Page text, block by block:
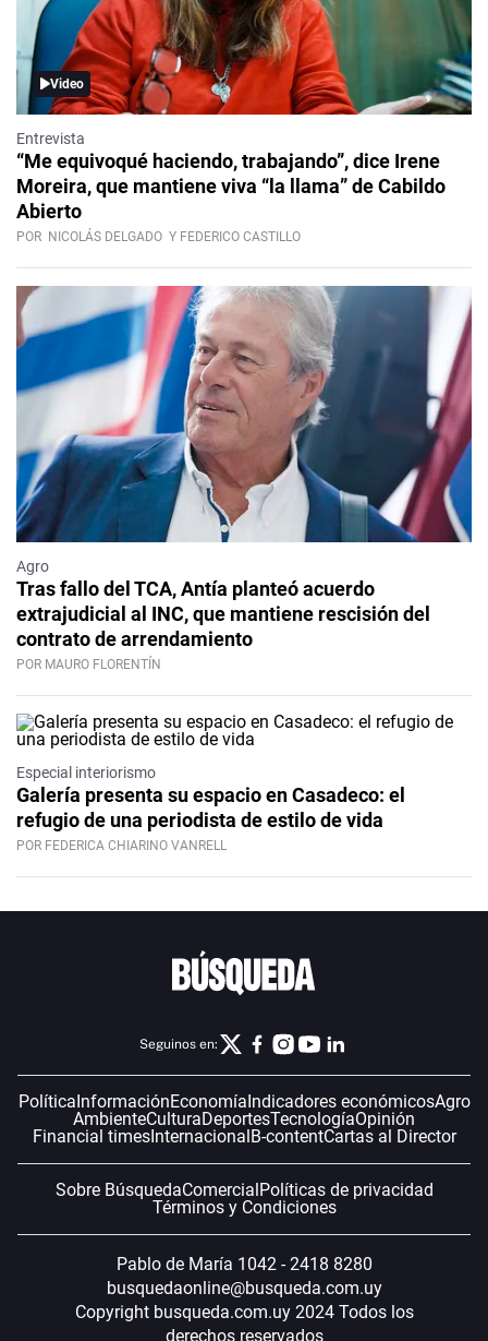
Video
Entrevista
“Me equivoqué haciendo, trabajando”, dice Irene
Moreira, que mantiene viva “la llama” de Cabildo
Abierto
POR NICOLÁS DELGADO Y FEDERICO CASTILLO
Agro
Tras fallo del TCA, Antía planteó acuerdo
extrajudicial al INC, que mantiene rescisión del
contrato de arrendamiento
POR MAURO FLORENTÍN
Especial interiorismo
Galería presenta su espacio en Casadeco: el
refugio de una periodista de estilo de vida
POR FEDERICA CHIARINO VANRELL
Seguinos en:
PolíticaInformaciónEconomíaIndicadores económicosAgro
AmbienteCulturaDeportesTecnologíaOpinión
Financial timesInternacionalB-contentCartas al Director
Sobre BúsquedaComercialPolíticas de privacidad
Términos y Condiciones
Pablo de María 1042 - 2418 8280
busquedaonline@busqueda.com.uy
Copyright busqueda.com.uy 2024 Todos los
derechos reservados